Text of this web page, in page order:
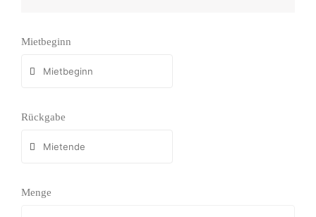
Mietbeginn
Rückgabe
Menge